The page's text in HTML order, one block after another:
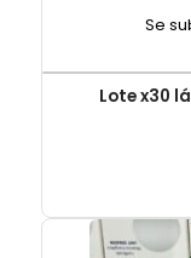
Se
Lote x30